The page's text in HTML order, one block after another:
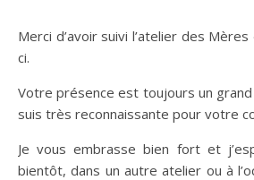
Merci d’avoir suivi l’atelier des
ci.
Votre présence est toujours un grand
suis très reconnaissante pour votre
Je vous embrasse bien fort et
bientôt, dans un autre atelier ou à